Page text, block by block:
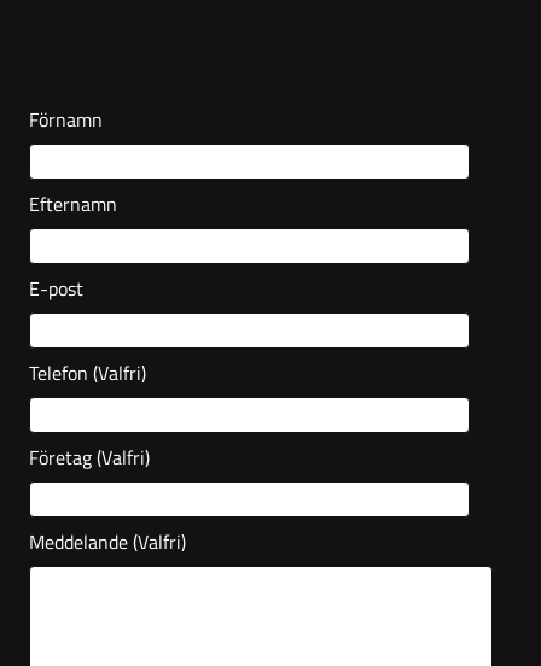
Förnamn
Efternamn
E-post
Telefon (Valfri)
Företag(Valfri)
Meddelande(Valfri)